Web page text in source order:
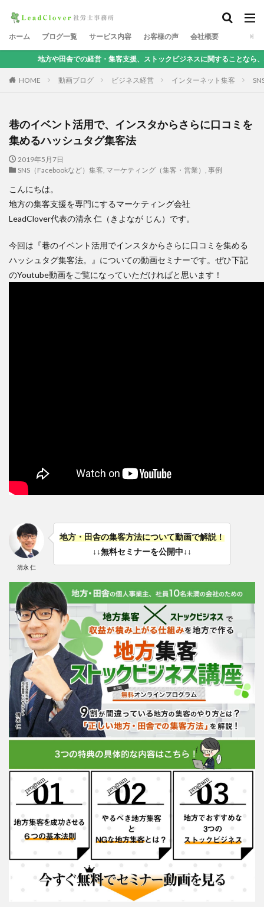
ホーム ブログ一覧 サービス内容 お客様の声 会社概要
田舎での経営・集客支援、ストックビジネスに関することなら、地方集客コンサ
HOME 動画ブログ ビジネス経営 インターネット集客
巷のイベント活用で、インスタからさらに口コミを
集めるハッシュタグ集客法
2019年5月7日
SNS（Facebookなど）集客, マーケティング（集客・営業） , 事例
こんにちは。
地方の集客支援を専門にするマーケティング会社
LeadClover代表の清永 仁（きよなが じん）です。
今回は『巷のイベント活用でインスタからさらに口コミを集める
ハッシュタグ集客法。』についての動画セミナーです。ぜひ下記
のYoutube動画をご覧になっていただければと思います！
清永 仁
地方・田舎の集客方法について動画で解説！
↓↓無料セミナーを公開中↓↓